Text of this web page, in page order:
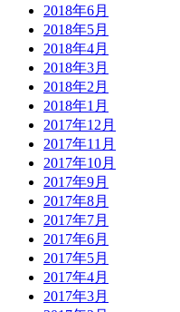
2018年6月
2018年5月
2018年4月
2018年3月
2018年2月
2018年1月
2017年12月
2017年11月
2017年10月
2017年9月
2017年8月
2017年7月
2017年6月
2017年5月
2017年4月
2017年3月